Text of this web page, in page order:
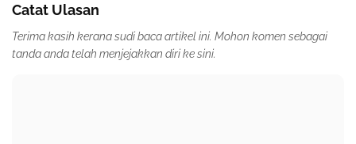
Catat Ulasan
Terima kasih kerana sudi baca artikel ini. Mohon komen sebagai
tanda anda telah menjejakkan diri ke sini.